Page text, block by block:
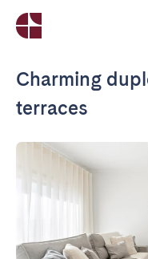
Charming
terraces